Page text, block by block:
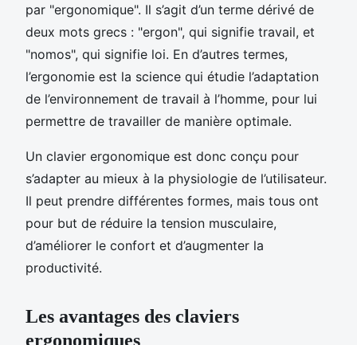
par "ergonomique". Il s’agit d’un terme dérivé de
deux mots grecs : "ergon", qui signifie travail, et
"nomos", qui signifie loi. En d’autres termes,
l’ergonomie est la science qui étudie l’adaptation
de l’environnement de travail à l’homme, pour lui
permettre de travailler de manière optimale.
Un clavier ergonomique est donc conçu pour
s’adapter au mieux à la physiologie de l’utilisateur.
Il peut prendre différentes formes, mais tous ont
pour but de réduire la tension musculaire,
d’améliorer le confort et d’augmenter la
productivité.
Les avantages des claviers
ergonomiques